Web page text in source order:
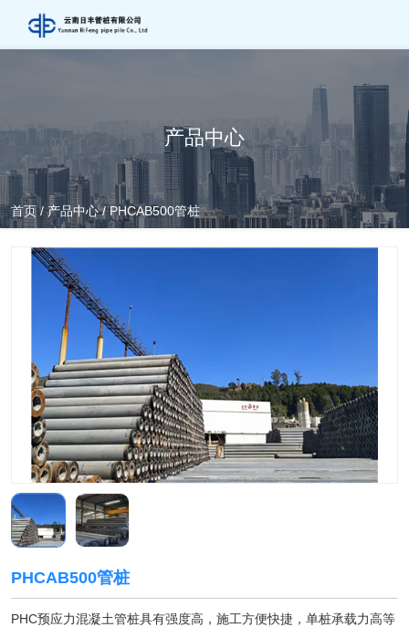
产品中心
首页/产品中心 /PHCAB500管桩
PHCAB500管桩
PHC预应力混凝土管桩具有强度高，施工方便快捷，单桩承载力高等